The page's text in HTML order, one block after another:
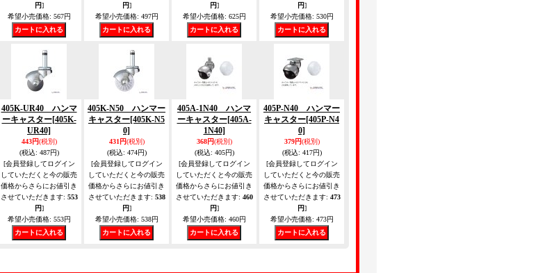
円]
希望小売価格: 567円
円]
希望小売価格: 497円
円]
希望小売価格: 625円
円]
希望小売価格: 530円
405K-UR40 ハンマ
ーキャスター[405K-
UR40]
443円(税別)
(税込: 487円)
[会員登録してログイン
していただくと今の販売
価格からさらにお値引き
させていただきます: 553
円]
希望小売価格: 553円
405K-N50 ハンマー
キャスター[405K-N5
0]
431円(税別)
(税込: 474円)
[会員登録してログイン
していただくと今の販売
価格からさらにお値引き
させていただきます: 538
円]
希望小売価格: 538円
405A-1N40 ハンマ
ーキャスター[405A-
1N40]
368円(税別)
(税込: 405円)
[会員登録してログイン
していただくと今の販売
価格からさらにお値引き
させていただきます: 460
円]
希望小売価格: 460円
405P-N40 ハンマー
キャスター[405P-N4
0]
379円(税別)
(税込: 417円)
[会員登録してログイン
していただくと今の販売
価格からさらにお値引き
させていただきます: 473
円]
希望小売価格: 473円